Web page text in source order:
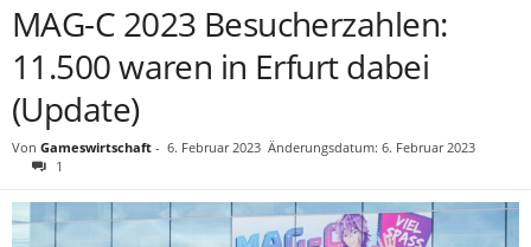
MAG-C 2023 Besucherzahlen:
11.500 waren in Erfurt dabei
(Update)
Von Gameswirtschaft - 6. Februar 2023 Änderungsdatum: 6. Februar 2023
1